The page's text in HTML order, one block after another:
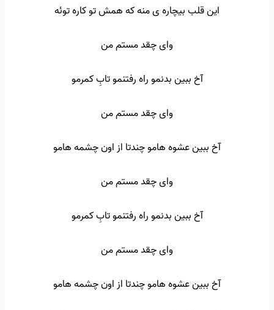
این قلب بیچاره ی منه که همش تو کاره توئه
وای چقد مستم من
آخ ببین بدنمو راه رفتنمو تابِ کمرمو
وای چقد مستم من
آخ ببین عشوه هامو چندتا از اون چشمه هامو
وای چقد مستم من
آخ ببین بدنمو راه رفتنمو تابِ کمرمو
وای چقد مستم من
آخ ببین عشوه هامو چندتا از اون چشمه هامو